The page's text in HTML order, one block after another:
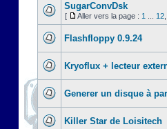
SugarConvDsk
[ Aller vers la page : 1 12
Flashfloppy 0.9.24
Kryoflux + lecteur
Generer un disque à
Killer Star de Loisitech